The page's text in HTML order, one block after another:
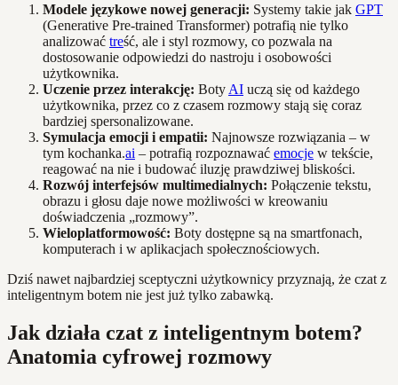
Modele językowe nowej generacji: Systemy takie jak GPT
(Generative Pre-trained Transformer) potrafią nie tylko
analizować treść, ale i styl rozmowy, co pozwala na
dostosowanie odpowiedzi do nastroju i osobowości
użytkownika.
Uczenie przez interakcję: Boty AI uczą się od każdego
użytkownika, przez co z czasem rozmowy stają się coraz
bardziej spersonalizowane.
Symulacja emocji i empatii: Najnowsze rozwiązania – w
tym kochanka.ai – potrafią rozpoznawać emocje w tekście,
reagować na nie i budować iluzję prawdziwej bliskości.
Rozwój interfejsów multimedialnych: Połączenie tekstu,
obrazu i głosu daje nowe możliwości w kreowaniu
doświadczenia „rozmowy”.
Wieloplatformowość: Boty dostępne są na smartfonach,
komputerach i w aplikacjach społecznościowych.
Dziś nawet najbardziej sceptyczni użytkownicy przyznają, że czat z
inteligentnym botem nie jest już tylko zabawką.
Jak działa czat z inteligentnym botem?
Anatomia cyfrowej rozmowy